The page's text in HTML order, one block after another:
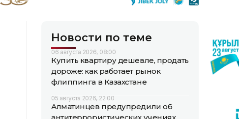
Новости по теме
06 августа 2026, 08:00
Купить квартиру дешевле, продать
дороже: как работает рынок
флиппинга в Казахстане
05 августа 2026, 22:00
Алматинцев предупредили об